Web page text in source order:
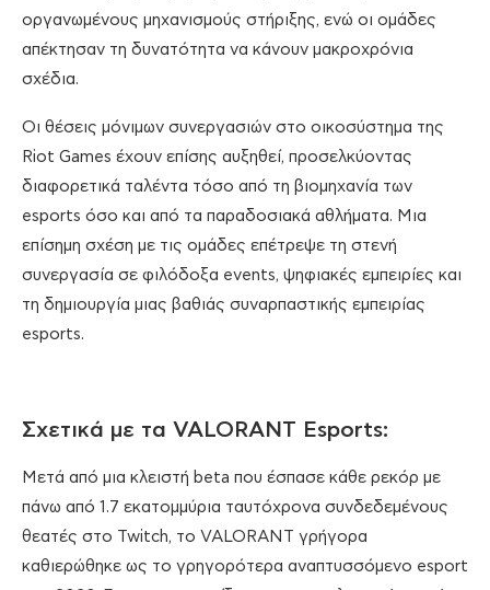
οργανωμένους μηχανισμούς στήριξης, ενώ οι ομάδες
απέκτησαν τη δυνατότητα να κάνουν μακροχρόνια
σχέδια.
Οι θέσεις μόνιμων συνεργασιών στο οικοσύστημα της
Riot Games έχουν επίσης αυξηθεί, προσελκύοντας
διαφορετικά ταλέντα τόσο από τη βιομηχανία των
esports όσο και από τα παραδοσιακά αθλήματα. Μια
επίσημη σχέση με τις ομάδες επέτρεψε τη στενή
συνεργασία σε φιλόδοξα events, ψηφιακές εμπειρίες και
τη δημιουργία μιας βαθιάς συναρπαστικής εμπειρίας
esports.
Σχετικά με τα VALORANT Esports:
Μετά από μια κλειστή beta που έσπασε κάθε ρεκόρ με
πάνω από 1.7 εκατομμύρια ταυτόχρονα συνδεδεμένους
θεατές στο Twitch, το VALORANT γρήγορα
καθιερώθηκε ως το γρηγορότερα αναπτυσσόμενο esport